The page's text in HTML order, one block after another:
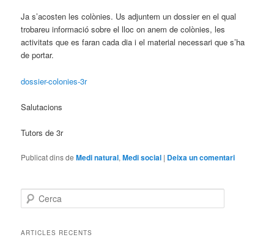
Ja s’acosten les colònies. Us adjuntem un dossier en el qual
trobareu informació sobre el lloc on anem de colònies, les
activitats que es faran cada dia i el material necessari que s’ha
de portar.
dossier-colonies-3r
Salutacions
Tutors de 3r
Publicat dins de Medi natural,Medi social | Deixa un comentari
e
c
ARTICLES RECENTS